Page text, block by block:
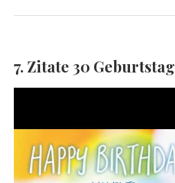
7. Zitate 30 Geburtstag